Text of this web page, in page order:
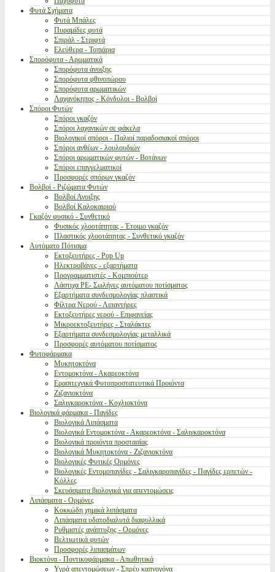
Φυτά Σχήματα
Φυτά Μπάλες
Πυραμίδες φυτά
Σπιράλ - Στριφτά
Ελεύθερα - Τοπιάρια
Σπορόφυτα - Αρωματικά
Σπορόφυτα άνοιξης
Σπορόφυτα φθινοπώρου
Σπορόφυτα αρωματικών
Λαχανόκηπος - Κόνδυλοι - Βολβοί
Σπόροι Φυτών
Σπόροι γκαζόν
Σπόροι λαχανικών σε φάκελα
Βιολογικοί σπόροι - Παλιοί παραδοσιακοί σπόροι
Σπόροι ανθέων - λουλουδιών
Σπόροι αρωματικών φυτών - Βοτάνων
Σπόροι επαγγελματικοί
Προσφορές σπόρων γκαζόν
Βολβοί - Ριζώματα Φυτών
Βολβοί Ανοιξης
Βολβοί Καλοκαιριού
Γκαζόν φυσικό - Συνθετικό
Φυσικός χλοοτάπητας - Έτοιμο γκαζόν
Πλαστικός χλοοτάπητας - Συνθετικό γκαζόν
Αυτόματο Πότισμα
Εκτοξευτήρες - Pop Up
Ηλεκτροβάνες - εξαρτήματα
Προγραμματιστές - Κομπιούτερ
Λάστιχα PE- Σωλήνες αυτόματου ποτίσματος
Εξαρτήματα συνδεσμολογίας πλαστικά
Φίλτρα Νερού - Λιπαντήρες
Εκτοξευτήρες νερού - Επιφανείας
Μικροεκτοξευτήρες - Σταλάκτες
Εξαρτήματα συνδεσμολογίας μεταλλικά
Προσφορές αυτόματου ποτίσματος
Φυτοφάρμακα
Μυκητοκτόνα
Εντομοκτόνα - Ακαρεοκτόνα
Ερασιτεχνικά Φυτοπροστατευτικά Προιόντα
Ζιζανιοκτόνα
Σαλιγκαροκτόνα - Κοχλιοκτόνα
Βιολογικά φάρμακα - Παγίδες
Βιολογικά Λιπάσματα
Βιολογικά Εντομοκτόνα - Ακαρεοκτόνα - Σαλιγκαροκτόνα
Βιολογικά προιόντα προστασίας
Βιολογικά Μυκητοκτόνα - Ζιζανιοκτόνα
Βιολογικές Φυτικές Ορμόνες
Βιολογικές Εντομοπαγίδες - Σαλιγκαροπαγίδες - Παγίδες ερπετών -
Κόλλες
Σκευάσματα βιολογικά για απεντομώσεις
Λιπάσματα - Ορμόνες
Κοκκώδη χημικά λιπάσματα
Λιπάσματα υδατοδιαλυτά διαφυλλικά
Ρυθμιστές ανάπτυξης - Ορμόνες
Βελτιωτικά φυτών
Προσφορές λιπασμάτων
Βιοκτόνα - Ποντικοφάρμακα - Απωθητικά
Υγρά απεντομώσεων - Σπρέυ καπνογόνα